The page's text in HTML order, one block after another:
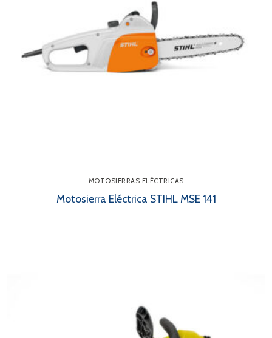
MOTOSIERRAS ELÉCTRICAS
Motosierra Eléctrica STIHL MSE 141